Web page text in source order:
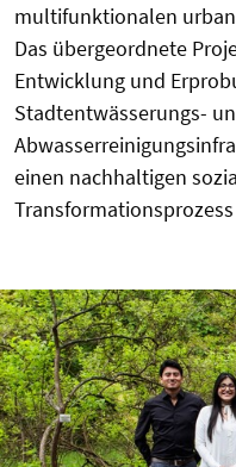
multifunktionalen
Das übergeordnete
Entwicklung und
Stadtentwässerungs-
einen nachhaltigen